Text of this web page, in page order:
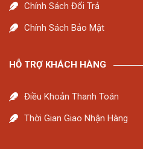
Chính Sách Đổi Trả
Chính Sách Bảo Mật
HỖ TRỢ KHÁCH HÀNG
Điều Khoản Thanh Toán
Thời Gian Giao Nhận Hàng